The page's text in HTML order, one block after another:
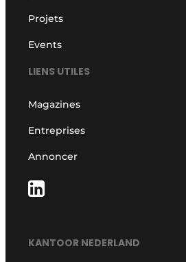
Projets
Events
LIENS UTILES
Magazines
Entreprises
Annoncer
KANTOOR NEDERLAND